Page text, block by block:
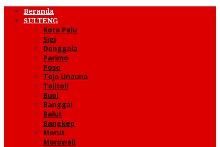
Beranda
SULTENG
Kota Palu
Sigi
Donggala
Parimo
Poso
Tojo Unauna
Tolitoli
Buol
Banggai
Balut
Bangkep
Morut
Morowali